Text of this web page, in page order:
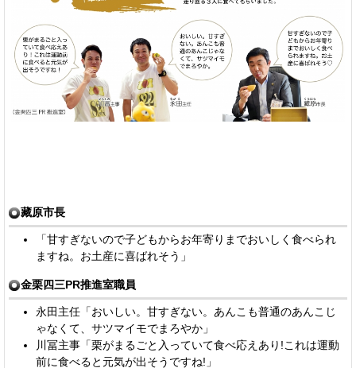
藏原市長
「甘すぎないので子どもからお年寄りまでおいしく食べられ
ますね。お土産に喜ばれそう」
金栗四三PR推進室職員
永田主任「おいしい。甘すぎない。あんこも普通のあんこじ
ゃなくて、サツマイモでまろやか」
川冨主事「栗がまるごと入っていて食べ応えあり!これは運動
前に食べると元気が出そうですね!」